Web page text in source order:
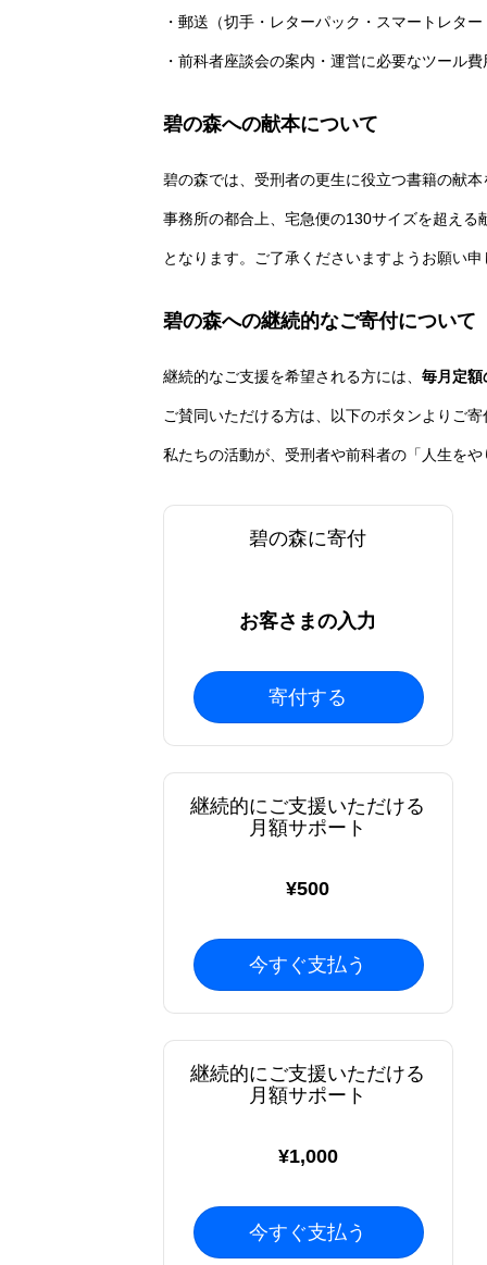
・郵送（切手・レターパック・スマートレタ
・前科者座談会の案内・運営に必要なツール費
碧の森への献本について
碧の森では、受刑者の更生に役立つ書籍の献
事務所の都合上、宅急便の130サイズを超え
となります。ご了承くださいますようお願い
碧の森への継続的なご寄付について
継続的なご支援を希望される方には、 毎月定額
ご賛同いただける方は、以下のボタンよりご
私たちの活動が、受刑者や前科者の「人生を
碧の森に寄付
お客さまの入力
寄付する
継続的にご支援いただける
月額サポート
¥500
今すぐ支払う
継続的にご支援いただける
月額サポート
¥1,000
今すぐ支払う